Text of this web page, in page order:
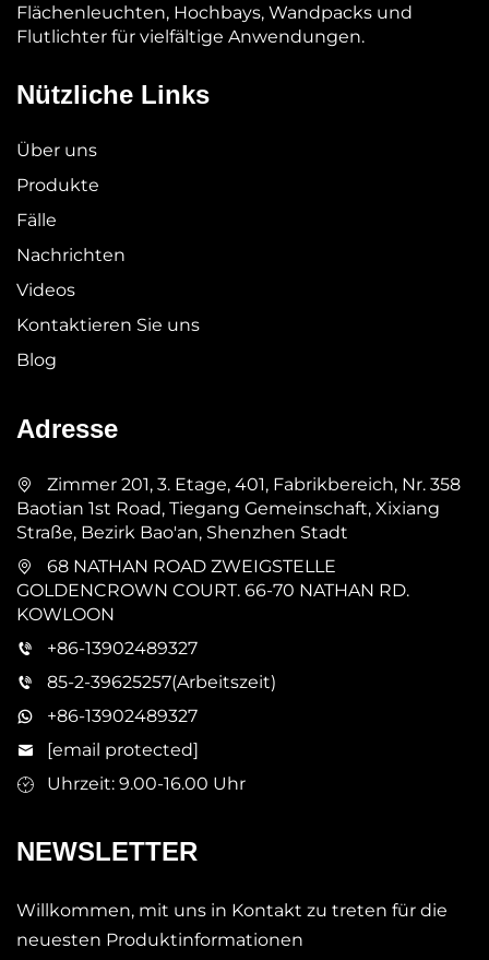
Flächenleuchten, Hochbays, Wandpacks und
Flutlichter für vielfältige Anwendungen.
Nützliche Links
Über uns
Produkte
Fälle
Nachrichten
Videos
Kontaktieren Sie uns
Blog
Adresse
Zimmer 201, 3. Etage, 401, Fabrikbereich, Nr. 358
Baotian 1st Road, Tiegang Gemeinschaft, Xixiang
Straße, Bezirk Bao'an, Shenzhen Stadt
68 NATHAN ROAD ZWEIGSTELLE
GOLDENCROWN COURT. 66-70 NATHAN RD.
KOWLOON
+86-13902489327
85-2-39625257(Arbeitszeit)
+86-13902489327
[email protected]
Uhrzeit: 9.00-16.00 Uhr
NEWSLETTER
Willkommen, mit uns in Kontakt zu treten für die
neuesten Produktinformationen